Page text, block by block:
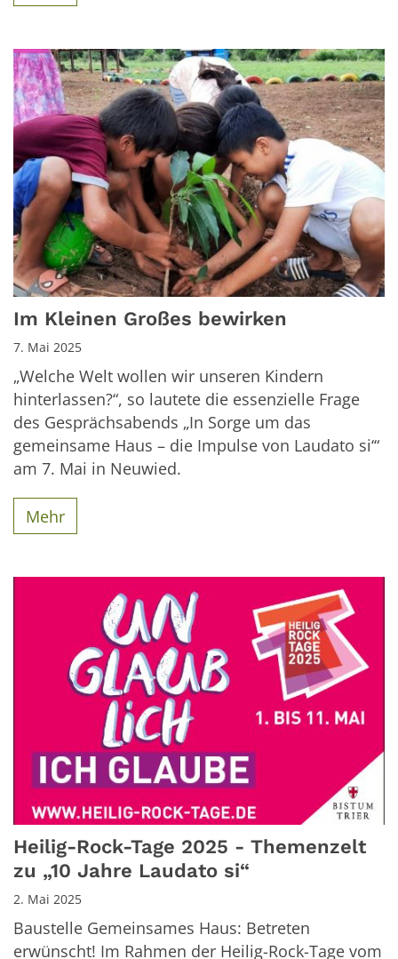
Im Kleinen Großes bewirken
7. Mai 2025
„Welche Welt wollen wir unseren Kindern
hinterlassen?“, so lautete die essenzielle Frage
des Gesprächsabends „In Sorge um das
gemeinsame Haus – die Impulse von Laudato si‘“
am 7. Mai in Neuwied.
Mehr
Heilig-Rock-Tage 2025 - Themenzelt
zu „10 Jahre Laudato si“
2. Mai 2025
Baustelle Gemeinsames Haus: Betreten
erwünscht! Im Rahmen der Heilig-Rock-Tage vom